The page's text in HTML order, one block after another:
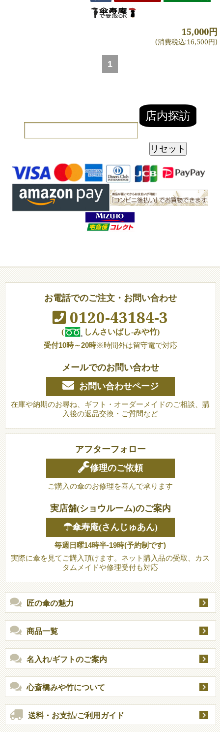
15,000円
(消費税込:16,500円)
1
お電話でのご注文・お問い合わせ
0120-43184-3
(
しんさいばし-みや竹)
受付10時～20時※時間外は留守電で対応
メールでのお問い合わせ
お問い合わせページ
在庫や納期のお尋ね、ギフト・オーダーメイドのご相談、購
入後の返品交換・ご質問など
アフターフォロー
修理のご依頼
ご購入の傘のお修理を喜んで承ります
実店舗(ショウルーム)のご案内
☂傘寿庵(さんじゅあん)
毎週日曜14時半-19時(予約制です)
実際に傘を見てご購入頂けます。ネット購入品の受取、カス
タムメイドや修理受付も対応
匠の傘の魅力
商品一覧
名入れ/ギフトのご案内
心斎橋みや竹について
送料・お支払/ご利用ガイド